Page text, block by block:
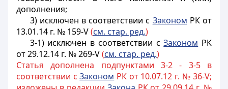
дополнения;
3) исключен в соответствии с Законом РК от
13.01.14 г. № 159-V(см. стар. ред.)
3-1) исключен в соответствии сЗаконом РК
от 29.12.14 г. № 269-V(см. стар. ред.)
Статья дополнена подпунктами 3-2 - 3-5 в
соответствии сЗаконом РК от 10.07.12 г. № 36-V;